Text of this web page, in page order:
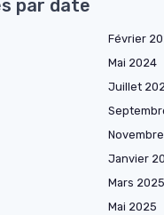
par date
Février
Mai 2024
Juillet
Janvier
Mars 2025
Mai 2025